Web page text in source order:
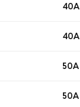
40A
40A
50A
50A